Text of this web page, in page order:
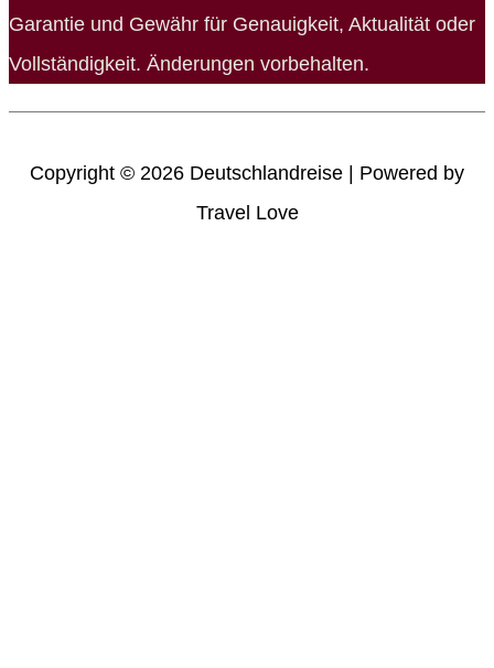
Garantie und Gewähr für Genauigkeit, Aktualität oder
Vollständigkeit. Änderungen vorbehalten.
Copyright © 2026 Deutschlandreise | Powered by
Travel Love